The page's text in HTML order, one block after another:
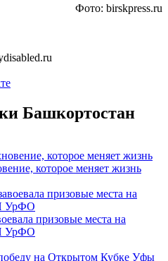
Фото: birskpress.ru
Башкортостан
которое меняет жизнь
призовые места на
УрФО